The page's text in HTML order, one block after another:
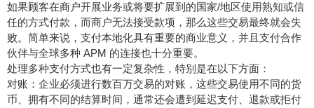
如果顾客在商户开展业务或将要扩展到的国家/地区使用熟知或信
任的方式付款，而商户无法接受款项，那么这些交易最终就会失
败。简单来说，支付本地化具有重要的商业意义，并且支付合作
伙伴与全球多种 APM 的连接也十分重要。
处理多种支付方式也有一定复杂性，特别是在以下方面：
对账：企业必须进行数百万交易的对账，这些交易使用不同的货
币、拥有不同的结算时间，通常还会遭到延迟支付、退款或拒付